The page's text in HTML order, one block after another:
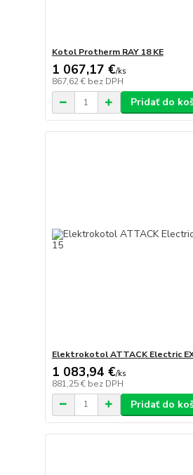
Kotol Protherm RAY 18 KE
1 067,17 €/ks
867,62 € bez DPH
Pridať do
Elektrokotol ATTACK Electric
1 083,94 €/ks
881,25 € bez DPH
Pridať do